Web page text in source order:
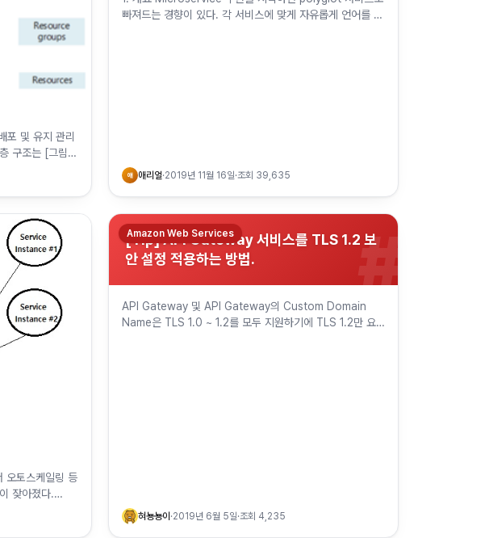
및 유지 관리
구조는 [그림]
인프라에 대한
빠져드는 경향이 있다. 각 서비스에 맞게 자유롭게 언어를 선
애 애리얼·2019년 11월 16일·조회 39,635
오토스케일링 등
잦아졌다.
를 이용하여
[Tip] API Gateway 서비스를 TLS 1.2 보
안 설정 적용하는 방법.
#
Amazon Web Services
API Gateway 및 API Gateway의 Custom Domain
Name은 TLS 1.0 ~ 1.2를 모두 지원하기에 TLS 1.2만 요
혀뇽뇽이·2019년 6월 5일·조회 4,235